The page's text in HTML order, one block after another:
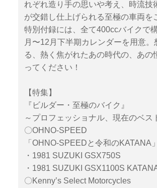
れぞれ造り手の思いや考え、時流技
が交錯し仕上げられる至極の車両
特別付録には、全て400ccバイクで
月〜12月下半期カレンダーを用意。
る、熱く焦がれたあの時代の、あの
ってください！
【特集】
『ビルダー・至極のバイク』
～プロフェッショナル、現在のベス
〇OHNO-SPEED
「OHNO-SPEEDと令和のKATANA」
・1981 SUZUKI GSX750S
・1981 SUZUKI GSX1100S
〇Kenny’s Select Motorcycles